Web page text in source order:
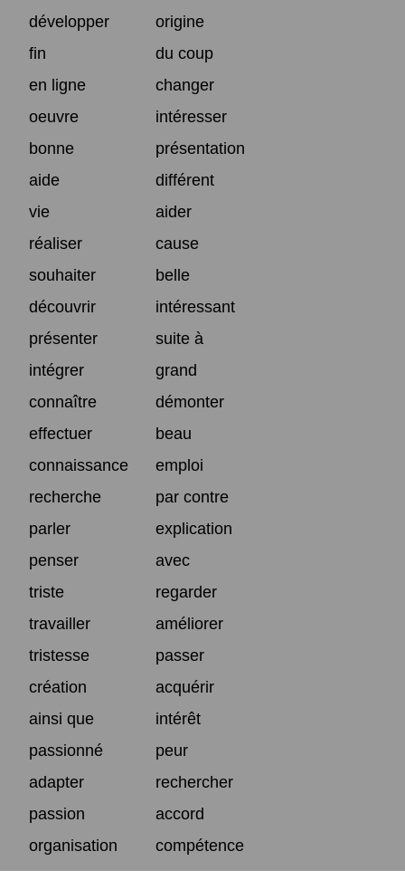
développer
origine
fin
du coup
en ligne
changer
oeuvre
intéresser
bonne
présentation
aide
différent
vie
aider
réaliser
cause
souhaiter
belle
découvrir
intéressant
présenter
suite à
intégrer
grand
connaître
démonter
effectuer
beau
connaissance
emploi
recherche
par contre
parler
explication
penser
avec
triste
regarder
travailler
améliorer
tristesse
passer
création
acquérir
ainsi que
intérêt
passionné
peur
adapter
rechercher
passion
accord
organisation
compétence